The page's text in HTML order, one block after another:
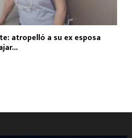
atropelló a su ex esposa